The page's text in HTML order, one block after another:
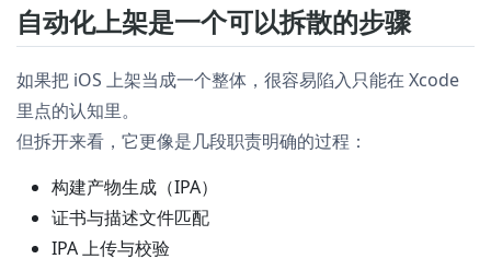
自动化上架是一个可以拆散的步骤
如果把 iOS 上架当成一个整体，很容易陷入只能在 Xcode
里点的认知里。
但拆开来看，它更像是几段职责明确的过程：
构建产物生成（IPA）
证书与描述文件匹配
IPA 上传与校验